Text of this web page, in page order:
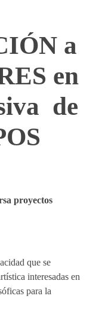
a
en
de
proyectos
que se
interesadas en
para la